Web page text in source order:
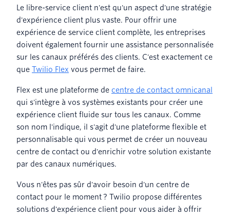
Le libre-service client n'est qu'un aspect d'une stratégie
d'expérience client plus vaste. Pour offrir une
expérience de service client complète, les entreprises
doivent également fournir une assistance personnalisée
sur les canaux préférés des clients. C'est exactement ce
que Twilio Flex vous permet de faire.
Flex est une plateforme de centre de contact omnicanal
qui s'intègre à vos systèmes existants pour créer une
expérience client fluide sur tous les canaux. Comme
son nom l'indique, il s'agit d'une plateforme flexible et
personnalisable qui vous permet de créer un nouveau
centre de contact ou d'enrichir votre solution existante
par des canaux numériques.
Vous n'êtes pas sûr d'avoir besoin d'un centre de
contact pour le moment ? Twilio propose différentes
solutions d'expérience client pour vous aider à offrir